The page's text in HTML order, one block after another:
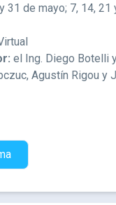
31 de mayo; 7, 14, 21
el Ing. Diego Botelli
Agustín Rigou y